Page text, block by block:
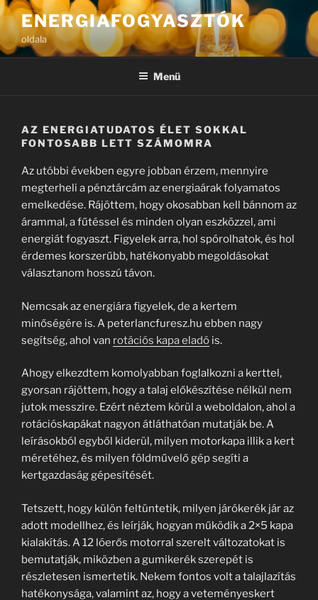
Tartalomhoz
ENERGIAFOGYASZTÓK
oldala
Menü
AZ ENERGIATUDATOS ÉLET SOKKAL
FONTOSABB LETT SZÁMOMRA
Az utóbbi években egyre jobban érzem, mennyire
megterheli a pénztárcám az energiaárak folyamatos
emelkedése. Rájöttem, hogy okosabban kell bánnom az
árammal, a fűtéssel és minden olyan eszközzel, ami
energiát fogyaszt. Figyelek arra, hol spórolhatok, és hol
érdemes korszerűbb, hatékonyabb megoldásokat
választanom hosszú távon.
Nemcsak az energiára figyelek, de a kertem
minőségére is. A peterlancfuresz.hu ebben nagy
segítség, ahol van rotációs kapa eladó is.
Ahogy elkezdtem komolyabban foglalkozni a kerttel,
gyorsan rájöttem, hogy a talaj előkészítése nélkül nem
jutok messzire. Ezért néztem körül a weboldalon, ahol a
rotációskapákat nagyon átláthatóan mutatják be. A
leírásokból egyből kiderül, milyen motorkapa illik a kert
méretéhez, és milyen földművelő gép segíti a
kertgazdaság gépesítését.
Tetszett, hogy külön feltüntetik, milyen járókerék jár az
adott modellhez, és leírják, hogyan működik a 2×5 kapa
kialakítás. A 12 lóerős motorral szerelt változatokat is
bemutatják, miközben a gumikerék szerepét is
részletesen ismertetik. Nekem fontos volt a talajlazítás
hatékonysága, valamint az, hogy a veteményeskert